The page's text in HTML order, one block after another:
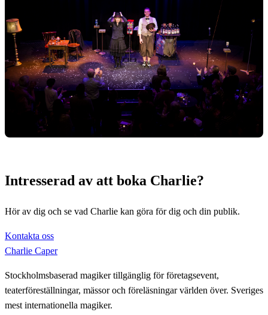
Intresserad av att boka Charlie?
Hör av dig och se vad Charlie kan göra för dig och din publik.
Kontakta oss
Charlie Caper
Stockholmsbaserad magiker tillgänglig för företagsevent,
teaterföreställningar, mässor och föreläsningar världen över. Sveriges
mest internationella magiker.